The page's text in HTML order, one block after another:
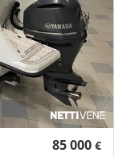
85 000 €